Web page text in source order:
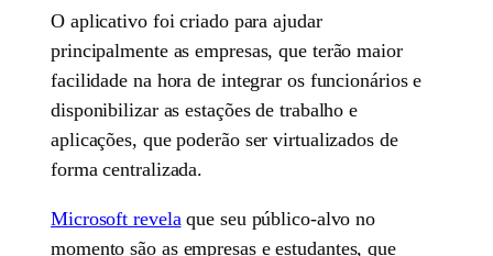
O aplicativo foi criado para ajudar
principalmente as empresas, que terão maior
facilidade na hora de integrar os funcionários e
disponibilizar as estações de trabalho e
aplicações, que poderão ser virtualizados de
forma centralizada.
Microsoft revela que seu público-alvo no
momento são as empresas e estudantes, que